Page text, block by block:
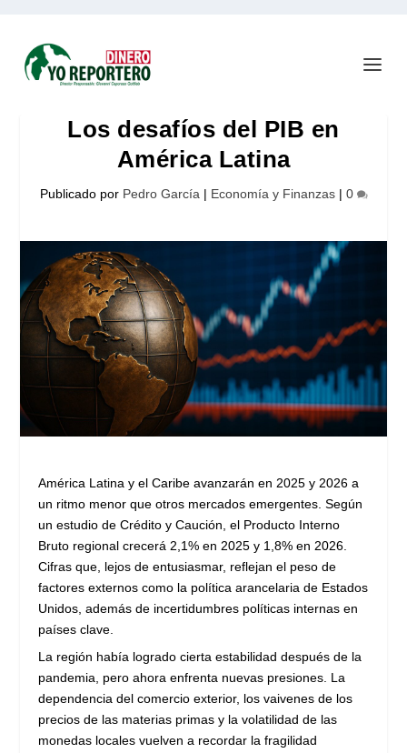
Los desafíos del PIB en
América Latina
Publicado por Pedro García | Economía y Finanzas| 0
América Latina y el Caribe avanzarán en 2025 y 2026 a
un ritmo menor que otros mercados emergentes. Según
un estudio de Crédito y Caución, el Producto Interno
Bruto regional crecerá 2,1% en 2025 y 1,8% en 2026.
Cifras que, lejos de entusiasmar, reflejan el peso de
factores externos como la política arancelaria de Estados
Unidos, además de incertidumbres políticas internas en
países clave.
La región había logrado cierta estabilidad después de la
pandemia, pero ahora enfrenta nuevas presiones. La
dependencia del comercio exterior, los vaivenes de los
precios de las materias primas y la volatilidad de las
monedas locales vuelven a recordar la fragilidad